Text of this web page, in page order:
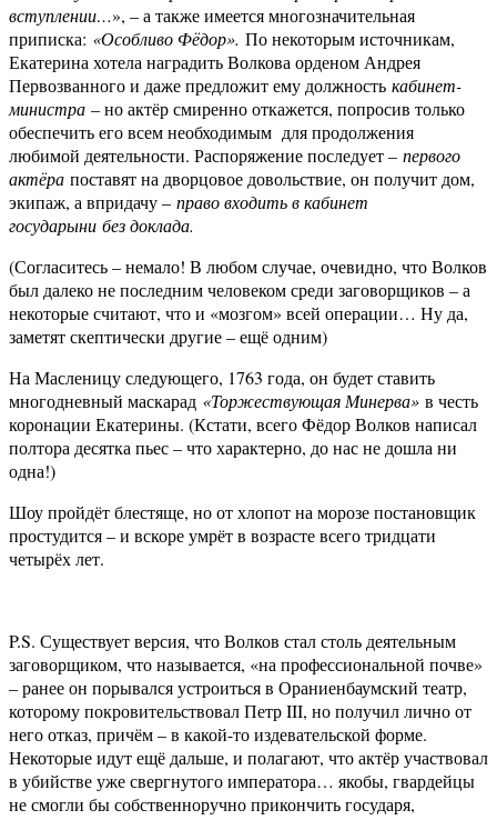
вступлении…», – а также имеется многозначительная
приписка: «Особливо Фёдор». По некоторым источникам,
Екатерина хотела наградить Волкова орденом Андрея
Первозванного и даже предложит ему должность кабинет-
министра – но актёр смиренно откажется, попросив только
обеспечить его всем необходимым для продолжения
любимой деятельности. Распоряжение последует – первого
актёра поставят на дворцовое довольствие, он получит дом,
экипаж, а впридачу – право входить в кабинет
государыни без доклада.
(Согласитесь – немало! В любом случае, очевидно, что Волков
был далеко не последним человеком среди заговорщиков – а
некоторые считают, что и «мозгом» всей операции… Ну да,
заметят скептически другие – ещё одним)
На Масленицу следующего, 1763 года, он будет ставить
многодневный маскарад «Торжествующая Минерва» в честь
коронации Екатерины. (Кстати, всего Фёдор Волков написал
полтора десятка пьес – что характерно, до нас не дошла ни
одна!)
Шоу пройдёт блестяще, но от хлопот на морозе постановщик
простудится – и вскоре умрёт в возрасте всего тридцати
четырёх лет.
P.S. Существует версия, что Волков стал столь деятельным
заговорщиком, что называется, «на профессиональной почве»
– ранее он порывался устроиться в Ораниенбаумский театр,
которому покровительствовал Петр III, но получил лично от
него отказ, причём – в какой-то издевательской форме.
Некоторые идут ещё дальше, и полагают, что актёр участвовал
в убийстве уже свергнутого императора… якобы, гвардейцы
не смогли бы собственноручно прикончить государя,